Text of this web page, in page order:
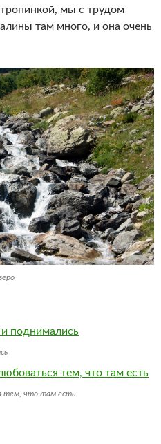
мы с трудом
там много, и она очень
тем, что там есть